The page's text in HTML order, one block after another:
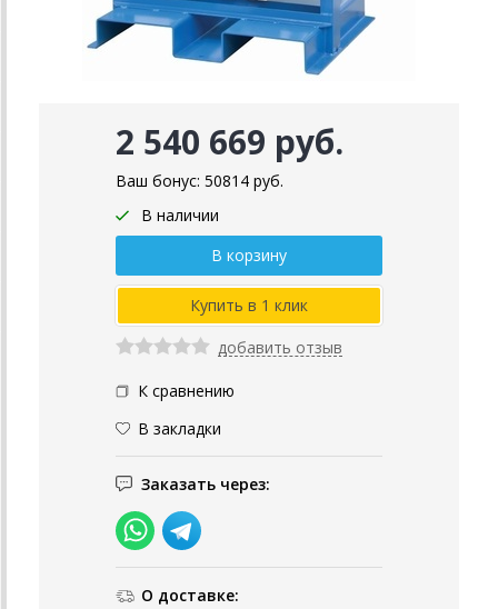
2 540 669 руб.
Ваш бонус: 50814 руб.
В наличии
добавить отзыв
К сравнению
В закладки
Заказать через:
О доставке: